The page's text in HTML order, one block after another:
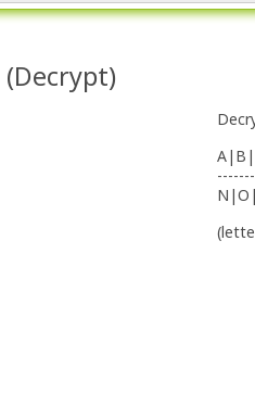
(Decrypt)